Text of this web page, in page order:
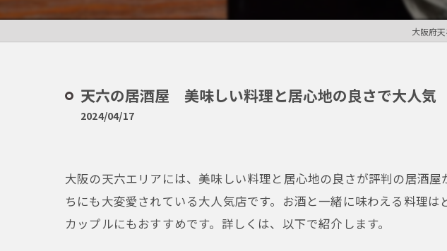
大阪府
天六の居酒屋 美味しい料理と居心地の良さで大人気
2024/04/17
大阪の天六エリアには、美味しい料理と居心地の良さが評判の居酒
ちにも大変愛されている大人気店です。お酒と一緒に味わえる料理
カップルにもおすすめです。詳しくは、以下で紹介します。